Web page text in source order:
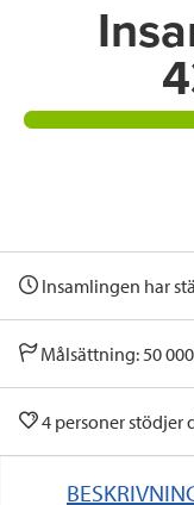
Insamlingen har
Målsättning: 50
4 personer stödjer